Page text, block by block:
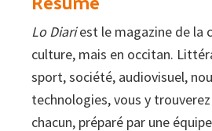
La
cultura,
en
occitan
#66
Lo Diariest le magazine de la
culture, mais en occitan.
sport, société, audiovisuel,
technologies, vous y
chacun, préparé par une